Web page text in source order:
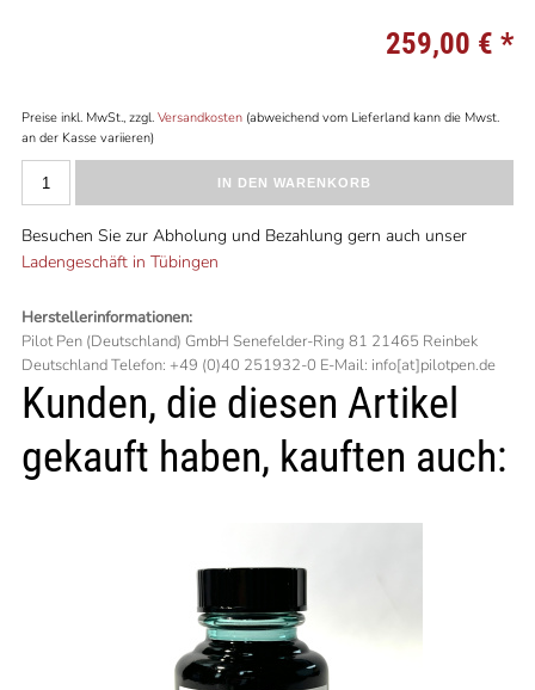
259,00 € *
Preise inkl. MwSt., zzgl. Versandkosten(abweichend vom Lieferland kann die Mwst.
an der Kasse variieren)
IN DEN WARENKORB
Besuchen Sie zur Abholung und Bezahlung gern auch unser
Ladengeschäft in Tübingen
Herstellerinformationen:
Pilot Pen (Deutschland) GmbH Senefelder-Ring 81 21465 Reinbek
Deutschland Telefon: +49 (0)40 251932-0 E-Mail: info[at]pilotpen.de
Kunden, die diesen Artikel
gekauft haben, kauften auch: